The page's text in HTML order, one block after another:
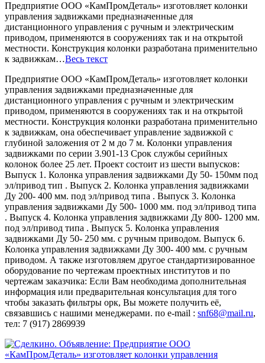
Предприятие ООО «КамПромДеталь» изготовляет колонки
управления задвижками предназначенные для
дистанционного управления с ручным и электрическим
приводом, применяются в сооружениях так и на открытой
местности. Конструкция колонки разработана применительно
к задвижкам…Весь текст
Предприятие ООО «КамПромДеталь» изготовляет колонки
управления задвижками предназначенные для
дистанционного управления с ручным и электрическим
приводом, применяются в сооружениях так и на открытой
местности. Конструкция колонки разработана применительно
к задвижкам, она обеспечивает управление задвижкой с
глубиной заложения от 2 м до 7 м. Колонки управления
задвижками по серии 3.901-13 Срок службы серийных
колонок более 25 лет. Проект состоит из шести выпусков:
Выпуск 1. Колонка управления задвижками Ду 50- 150мм под
эл/привод тип . Выпуск 2. Колонка управления задвижками
Ду 200- 400 мм. под эл/привод типа . Выпуск 3. Колонка
управления задвижками Ду 500- 1000 мм. под эл/привод типа
. Выпуск 4. Колонка управления задвижками Ду 800- 1200 мм.
под эл/привод типа . Выпуск 5. Колонка управления
задвижками Ду 50- 250 мм. с ручным приводом. Выпуск 6.
Колонка управления задвижками Ду 300- 400 мм. с ручным
приводом. А также изготовляем другое стандартизированное
оборудование по чертежам проектных институтов и по
чертежам заказчика: Если Вам необходима дополнительная
информация или предварительная консультация для того
чтобы заказать фильтры орк, Вы можете получить её,
связавшись с нашими менеджерами. по e-mail : snf68@mail.ru,
тел: 7 (917) 2869939